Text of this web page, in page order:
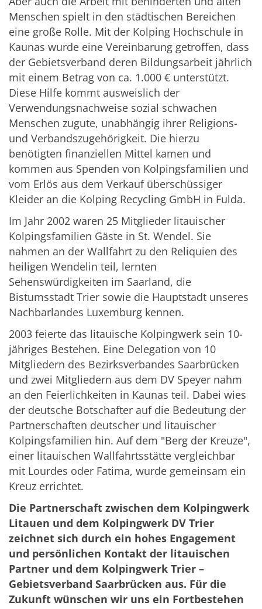
Menschen spielt in den städtischen Bereichen
eine große Rolle. Mit der Kolping Hochschule in
Kaunas wurde eine Vereinbarung getroffen, dass
der Gebietsverband deren Bildungsarbeit jährlich
mit einem Betrag von ca. 1.000 € unterstützt.
Diese Hilfe kommt ausweislich der
Verwendungsnachweise sozial schwachen
Menschen zugute, unabhängig ihrer Religions-
und Verbandszugehörigkeit. Die hierzu
benötigten finanziellen Mittel kamen und
kommen aus Spenden von Kolpingsfamilien und
vom Erlös aus dem Verkauf überschüssiger
Kleider an die Kolping Recycling GmbH in Fulda.
Im Jahr 2002 waren 25 Mitglieder litauischer
Kolpingsfamilien Gäste in St. Wendel. Sie
nahmen an der Wallfahrt zu den Reliquien des
heiligen Wendelin teil, lernten
Sehenswürdigkeiten im Saarland, die
Bistumsstadt Trier sowie die Hauptstadt unseres
Nachbarlandes Luxemburg kennen.
2003 feierte das litauische Kolpingwerk sein 10-
jähriges Bestehen. Eine Delegation von 10
Mitgliedern des Bezirksverbandes Saarbrücken
und zwei Mitgliedern aus dem DV Speyer nahm
an den Feierlichkeiten in Kaunas teil. Dabei wies
der deutsche Botschafter auf die Bedeutung der
Partnerschaften deutscher und litauischer
Kolpingsfamilien hin. Auf dem "Berg der Kreuze",
einer litauischen Wallfahrtsstätte vergleichbar
mit Lourdes oder Fatima, wurde gemeinsam ein
Kreuz errichtet.
Die Partnerschaft zwischen dem Kolpingwerk
Litauen und dem Kolpingwerk DV Trier
zeichnet sich durch ein hohes Engagement
und persönlichen Kontakt der litauischen
Partner und dem Kolpingwerk Trier –
Gebietsverband Saarbrücken aus. Für die
Zukunft wünschen wir uns ein Fortbestehen